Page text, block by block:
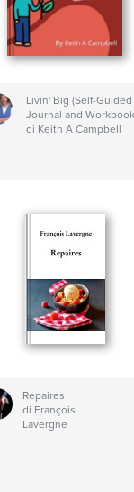
Livin' Big (Self-Guided
Journal and
di Keith A Campbell
Repaires
di François
Lavergne